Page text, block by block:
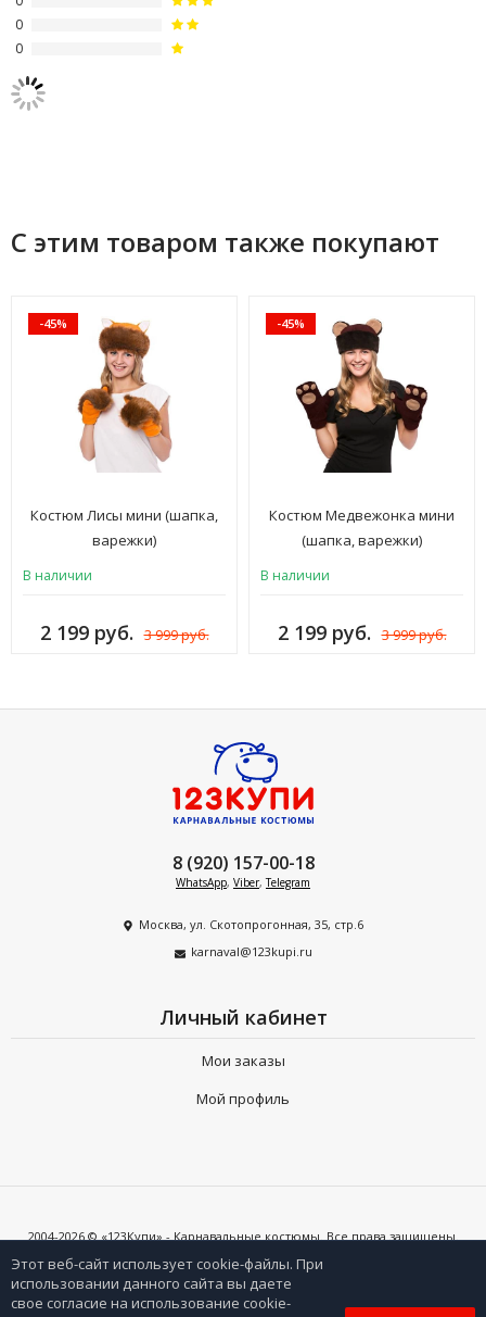
0
0
С этим товаром также покупают
-45%
Костюм Лисы мини (шапка,
варежки)
В наличии
2 199 руб. 3 999 руб.
-45%
Костюм Медвежонка мини
(шапка, варежки)
В наличии
2 199 руб. 3 999 руб.
8 (920) 157-00-18
WhatsApp, Viber,Telegram
Москва, ул. Скотопрогонная, 35, стр.6
karnaval@123kupi.ru
Личный кабинет
Мои заказы
Мой профиль
2004-2026 © «123Купи» - Карнавальные костюмы. Все права защищены.
согласия владельцев сайта и при наличии активной ссылки на 123kupi.ru
Этот веб-сайт использует cookie-файлы. При
использовании данного сайта вы даете
свое согласие на использование cookie-